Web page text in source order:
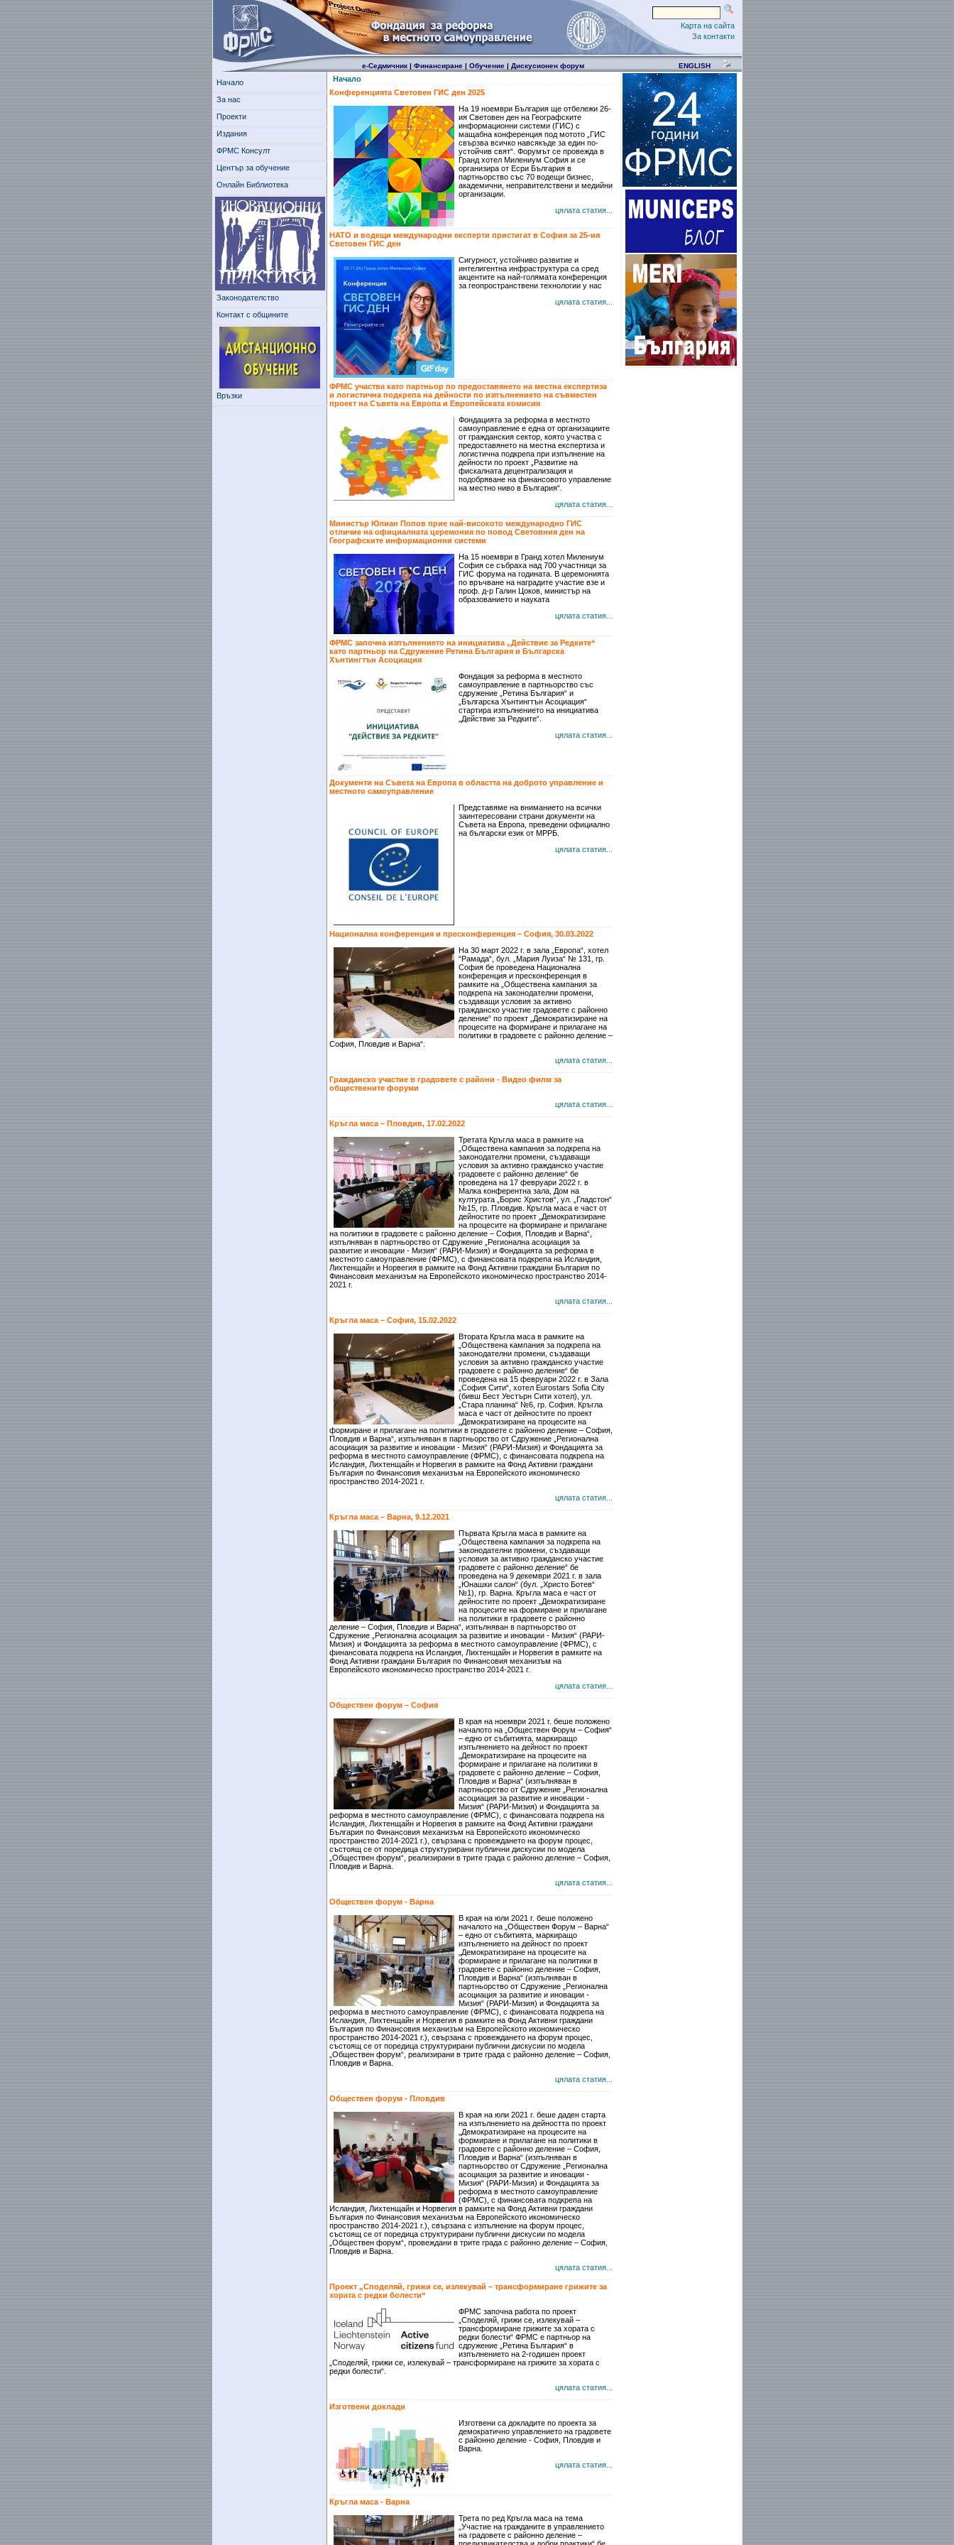
Карта на сайта
За контакти
е-Седмичник| Финансиране| Обучение| Дискусионен форум ENGLISH
Начало
За нас
Проекти
Издания
ФРМС Консулт
Център за обучение
Онлайн Библиотека
Законодателство
Контакт с общините
Връзки
Начало
Конференцията Световен ГИС ден 2025
На 19 ноември България ще отбележи 26-
ия Световен ден на Географските
информационни системи (ГИС) с
мащабна конференция под мотото „ГИС
свързва всичко навсякъде за един по-
устойчив свят“. Форумът се провежда в
Гранд хотел Милениум София и се
организира от Есри България в
партньорство със 70 водещи бизнес,
академични, неправителствени и медийни
организации.
цялата статия...
НАТО и водещи международни експерти пристигат в София за 25-ия
Световен ГИС ден
Сигурност, устойчиво развитие и
интелигентна инфраструктура са сред
акцентите на най-голямата конференция
за геопространствени технологии у нас
цялата статия...
ФРМС участва като партньор по предоставянето на местна експертиза
и логистична подкрепа на дейности по изпълнението на съвместен
проект на Съвета на Европа и Европейската комисия
Фондацията за реформа в местното
самоуправление е една от организациите
от гражданския сектор, която участва с
предоставянето на местна експертиза и
логистична подкрепа при изпълнение на
дейности по проект „Развитие на
фискалната децентрализация и
подобряване на финансовото управление
на местно ниво в България“.
цялата статия...
Министър Юлиан Попов прие най-високото международно ГИС
отличие на официалната церемония по повод Световния ден на
Географските информационни системи
На 15 ноември в Гранд хотел Милениум
София се събраха над 700 участници за
ГИС форума на годината. В церемонията
по връчване на наградите участие взе и
проф. д-р Галин Цоков, министър на
образованието и науката
цялата статия...
ФРМС започна изпълнението на инициатива „Действие за Редките“
като партньор на Сдружение Ретина България и Българска
Хънтингтън Асоциация
Фондация за реформа в местното
самоуправление в партньорство със
сдружение „Ретина България“ и
„Българска Хънтингтън Асоциация“
стартира изпълнението на инициатива
„Действие за Редките“.
цялата статия...
Документи на Съвета на Европа в областта на доброто управление и
местното самоуправление
Представяме на вниманието на всички
заинтересовани страни документи на
Съвета на Европа, преведени официално
на български език от МРРБ.
цялата статия...
Национална конференция и пресконференция – София, 30.03.2022
На 30 март 2022 г. в зала „Европа“, хотел
“Рамада“, бул. „Мария Луиза“ № 131, гр.
София бе проведена Национална
конференция и пресконференция в
рамките на „Обществена кампания за
подкрепа на законодателни промени,
създаващи условия за активно
гражданско участие градовете с районно
деление“ по проект „Демократизиране на
процесите на формиране и прилагане на
политики в градовете с районно деление –
София, Пловдив и Варна“.
цялата статия...
Гражданско участие в градовете с райони - Видео филм за
обществените форуми
цялата статия...
Кръгла маса – Пловдив, 17.02.2022
Третата Кръгла маса в рамките на
„Обществена кампания за подкрепа на
законодателни промени, създаващи
условия за активно гражданско участие
градовете с районно деление“ бе
проведена на 17 февруари 2022 г. в
Малка конферентна зала, Дом на
културата „Борис Христов“, ул. „Гладстон“
№15, гр. Пловдив. Кръгла маса е част от
дейностите по проект „Демократизиране
на процесите на формиране и прилагане
на политики в градовете с районно деление – София, Пловдив и Варна“,
изпълняван в партньорство от Сдружение „Регионална асоциация за
развитие и иновации - Мизия“ (РАРИ-Мизия) и Фондацията за реформа в
местното самоуправление (ФРМС), с финансовата подкрепа на Исландия,
Лихтенщайн и Норвегия в рамките на Фонд Активни граждани България по
Финансовия механизъм на Европейското икономическо пространство 2014-
2021 г.
цялата статия...
Кръгла маса – София, 15.02.2022
Втората Кръгла маса в рамките на
„Обществена кампания за подкрепа на
законодателни промени, създаващи
условия за активно гражданско участие
градовете с районно деление“ бе
проведена на 15 февруари 2022 г. в Зала
„София Сити“, хотел Eurostars Sofia City
(бивш Бест Уестърн Сити хотел), ул.
„Стара планина“ №6, гр. София. Кръгла
маса е част от дейностите по проект
„Демократизиране на процесите на
формиране и прилагане на политики в градовете с районно деление – София,
Пловдив и Варна“, изпълняван в партньорство от Сдружение „Регионална
асоциация за развитие и иновации - Мизия“ (РАРИ-Мизия) и Фондацията за
реформа в местното самоуправление (ФРМС), с финансовата подкрепа на
Исландия, Лихтенщайн и Норвегия в рамките на Фонд Активни граждани
България по Финансовия механизъм на Европейското икономическо
пространство 2014-2021 г.
цялата статия...
Кръгла маса – Варна, 9.12.2021
Първата Кръгла маса в рамките на
„Обществена кампания за подкрепа на
законодателни промени, създаващи
условия за активно гражданско участие
градовете с районно деление“ бе
проведена на 9 декември 2021 г. в зала
„Юнашки салон“ (бул. „Христо Ботев“
№1), гр. Варна. Кръгла маса е част от
дейностите по проект „Демократизиране
на процесите на формиране и прилагане
на политики в градовете с районно
деление – София, Пловдив и Варна“, изпълняван в партньорство от
Сдружение „Регионална асоциация за развитие и иновации - Мизия“ (РАРИ-
Мизия) и Фондацията за реформа в местното самоуправление (ФРМС), с
финансовата подкрепа на Исландия, Лихтенщайн и Норвегия в рамките на
Фонд Активни граждани България по Финансовия механизъм на
Европейското икономическо пространство 2014-2021 г.
цялата статия...
Обществен форум – София
В края на ноември 2021 г. беше положено
началото на „Обществен Форум – София“
– едно от събитията, маркиращо
изпълнението на дейност по проект
„Демократизиране на процесите на
формиране и прилагане на политики в
градовете с районно деление – София,
Пловдив и Варна“ (изпълняван в
партньорство от Сдружение „Регионална
асоциация за развитие и иновации -
Мизия“ (РАРИ-Мизия) и Фондацията за
реформа в местното самоуправление (ФРМС), с финансовата подкрепа на
Исландия, Лихтенщайн и Норвегия в рамките на Фонд Активни граждани
България по Финансовия механизъм на Европейското икономическо
пространство 2014-2021 г.), свързана с провеждането на форум процес,
състоящ се от поредица структурирани публични дискусии по модела
„Обществен форум“, реализирани в трите града с районно деление – София,
Пловдив и Варна.
цялата статия...
Обществен форум - Варна
В края на юли 2021 г. беше положено
началото на „Обществен Форум – Варна“
– едно от събитията, маркиращо
изпълнението на дейност по проект
„Демократизиране на процесите на
формиране и прилагане на политики в
градовете с районно деление – София,
Пловдив и Варна“ (изпълняван в
партньорство от Сдружение „Регионална
асоциация за развитие и иновации -
Мизия“ (РАРИ-Мизия) и Фондацията за
реформа в местното самоуправление (ФРМС), с финансовата подкрепа на
Исландия, Лихтенщайн и Норвегия в рамките на Фонд Активни граждани
България по Финансовия механизъм на Европейското икономическо
пространство 2014-2021 г.), свързана с провеждането на форум процес,
състоящ се от поредица структурирани публични дискусии по модела
„Обществен форум“, реализирани в трите града с районно деление – София,
Пловдив и Варна.
цялата статия...
Обществен форум - Пловдив
В края на юли 2021 г. беше даден старта
на изпълнението на дейността по проект
„Демократизиране на процесите на
формиране и прилагане на политики в
градовете с районно деление – София,
Пловдив и Варна“ (изпълняван в
партньорство от Сдружение „Регионална
асоциация за развитие и иновации -
Мизия“ (РАРИ-Мизия) и Фондацията за
реформа в местното самоуправление
(ФРМС), с финансовата подкрепа на
Исландия, Лихтенщайн и Норвегия в рамките на Фонд Активни граждани
България по Финансовия механизъм на Европейското икономическо
пространство 2014-2021 г.), свързана с изпълнение на форум процес,
състоящ се от поредица структурирани публични дискусии по модела
„Обществен форум“, провеждани в трите града с районно деление – София,
Пловдив и Варна.
цялата статия...
Проект „Споделяй, грижи се, излекувай – трансформиране грижите за
хората с редки болести“
ФРМС започна работа по проект
„Споделяй, грижи се, излекувай –
трансформиране грижите за хората с
редки болести“ ФРМС е партньор на
сдружение „Ретина България“ в
изпълнението на 2-годишен проект
„Споделяй, грижи се, излекувай – трансформиране на грижите за хората с
редки болести“.
цялата статия...
Изготвени доклади
Изготвени са докладите по проекта за
демократично управлението на градовете
с районно деление - София, Пловдив и
Варна.
цялата статия...
Кръгла маса - Варна
Трета по ред Кръгла маса на тема
„Участие на гражданите в управлението
на градовете с районно деление –